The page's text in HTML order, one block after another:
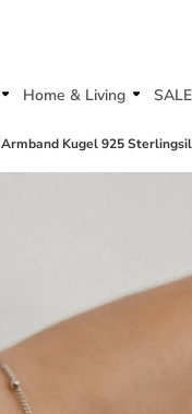
Home & Living SALE
Armband Kugel 925